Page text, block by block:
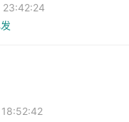
23:42:24